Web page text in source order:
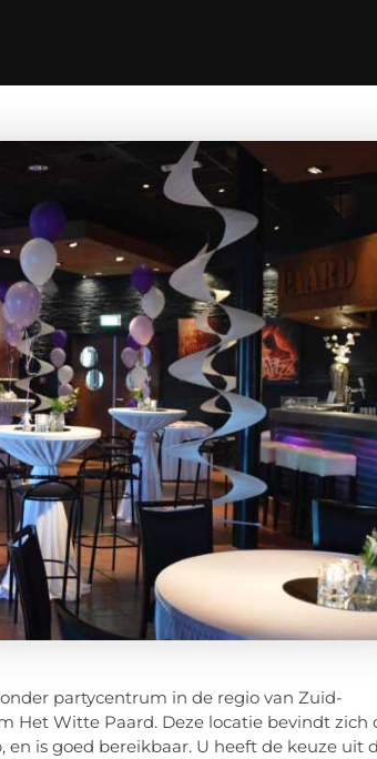
partycentrum in de regio van Zuid-
Het Witte Paard. Deze locatie bevindt zich
is goed bereikbaar. U heeft de keuze uit